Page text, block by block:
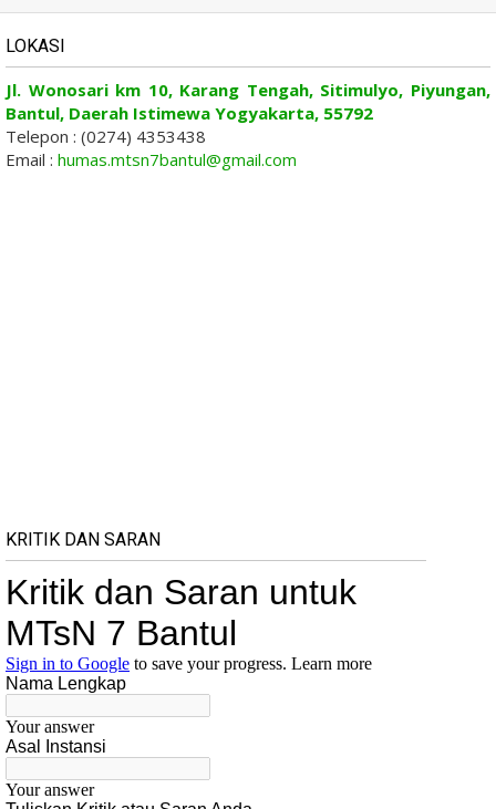
LOKASI
Jl. Wonosari km 10, Karang Tengah, Sitimulyo, Piyungan,
Bantul, Daerah Istimewa Yogyakarta, 55792
Telepon : (0274) 4353438
Email : humas.mtsn7bantul@gmail.com
KRITIK DAN SARAN